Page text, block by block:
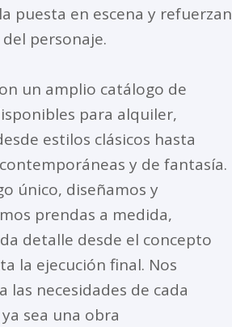
puesta en escena y refuerzan
personaje.
un amplio catálogo de
para alquiler,
estilos clásicos hasta
y de fantasía.
único, diseñamos y
prendas a medida,
detalle desde el concepto
la ejecución final. Nos
las necesidades de cada
sea una obra